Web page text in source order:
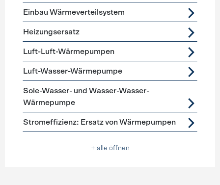
Einbau Wärmeverteilsystem
Heizungsersatz
Luft-Luft-Wärmepumpen
Luft-Wasser-Wärmepumpe
Sole-Wasser- und Wasser-Wasser-
Wärmepumpe
Stromeffizienz: Ersatz von Wärmepumpen
+ alle öffnen